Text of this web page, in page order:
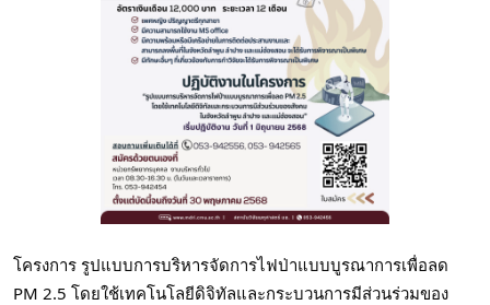
โครงการ รูปแบบการบริหารจัดการไฟป่าแบบบูรณาการเพื่อลด
PM 2.5 โดยใช้เทคโนโลยีดิจิทัลและกระบวนการมีส่วนร่วมของ